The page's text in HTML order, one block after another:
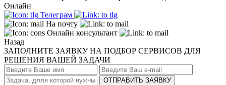
Онлайн
Телеграм
На почту
Онлайн консультант
Назад
ЗАПОЛНИТЕ ЗАЯВКУ НА ПОДБОР СЕРВИСОВ ДЛЯ
РЕШЕНИЯ ВАШЕЙ ЗАДАЧИ
ОТПРАВИТЬ ЗАЯВКУ